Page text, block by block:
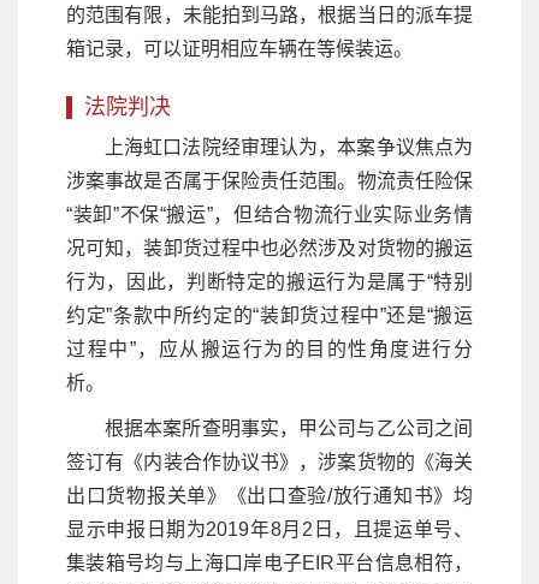
的范围有限，未能拍到马路，根据当日的派车提
箱记录，可以证明相应车辆在等候装运。
法院判决
上海虹口法院经审理认为，本案争议焦点为
涉案事故是否属于保险责任范围。物流责任险保
“装卸”不保“搬运”，但结合物流行业实际业务情
况可知，装卸货过程中也必然涉及对货物的搬运
行为，因此，判断特定的搬运行为是属于“特别
约定”条款中所约定的“装卸货过程中”还是“搬运
过程中”，应从搬运行为的目的性角度进行分
析。
根据本案所查明事实，甲公司与乙公司之间
签订有《内装合作协议书》，涉案货物的《海关
出口货物报关单》《出口查验/放行通知书》均
显示申报日期为2019年8月2日，且提运单号、
集装箱号均与上海口岸电子EIR平台信息相符，